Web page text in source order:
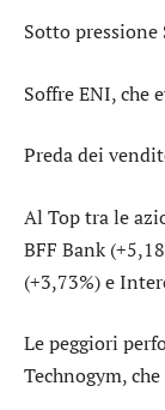
Sotto pressione
SoffreENI, che
Preda dei
Al Top tra le
BFF Bank
(+3,73%) e
Le peggiori
Technogym,